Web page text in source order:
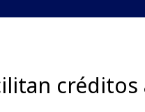
créditos